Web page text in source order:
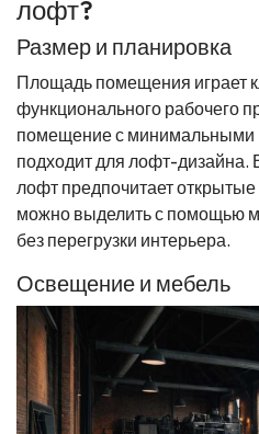
лофт?
Размер и планировка
Площадь помещения играет
функционального рабочего
помещение с минимальными
подходит для лофт-дизайна.
лофт предпочитает открытые
можно выделить с помощью
без перегрузки интерьера.
Освещение и мебель